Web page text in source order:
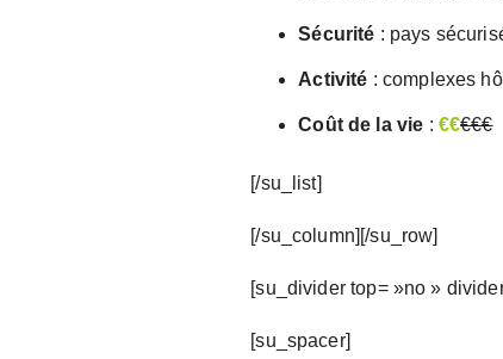
Sécurité : pays
Activité : complexes
Coût de la vie : €€€€€
[/su_list]
[/su_column][/su_row]
[su_divider top= »no »
[su_spacer]